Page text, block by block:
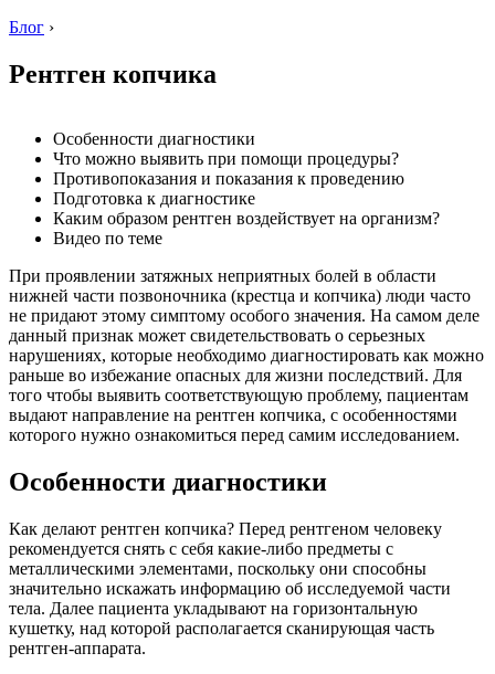
Блог ›
Рентген копчика
Особенности диагностики
Что можно выявить при помощи процедуры?
Противопоказания и показания к проведению
Подготовка к диагностике
Каким образом рентген воздействует на организм?
Видео по теме
При проявлении затяжных неприятных болей в области
нижней части позвоночника (крестца и копчика) люди часто
не придают этому симптому особого значения. На самом деле
данный признак может свидетельствовать о серьезных
нарушениях, которые необходимо диагностировать как можно
раньше во избежание опасных для жизни последствий. Для
того чтобы выявить соответствующую проблему, пациентам
выдают направление на рентген копчика, с особенностями
которого нужно ознакомиться перед самим исследованием.
Особенности диагностики
Как делают рентген копчика? Перед рентгеном человеку
рекомендуется снять с себя какие-либо предметы с
металлическими элементами, поскольку они способны
значительно искажать информацию об исследуемой части
тела. Далее пациента укладывают на горизонтальную
кушетку, над которой располагается сканирующая часть
рентген-аппарата.